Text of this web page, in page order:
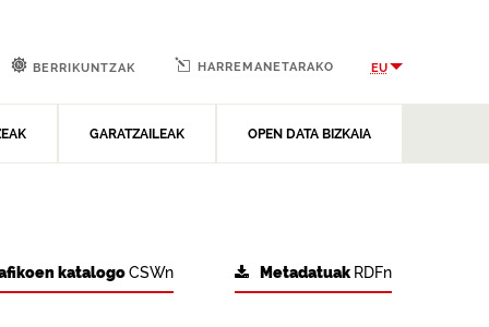
GARATZAILEAK OPEN DATA BIZKAIA
BERRIKUNTZAK HARREMANETARAKO EU
Metadatuak RDFn
katalogoCSWn